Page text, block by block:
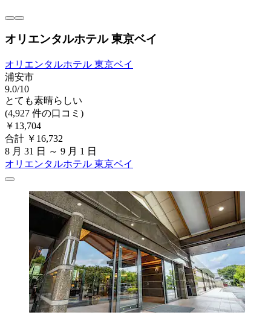
オリエンタルホテル 東京ベイ
オリエンタルホテル 東京ベイ
浦安市
9.0/10
とても素晴らしい
(4,927 件の口コミ)
￥13,704
合計 ￥16,732
8 月 31 日 ～ 9 月 1 日
オリエンタルホテル 東京ベイ